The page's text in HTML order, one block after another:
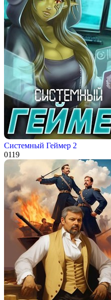
Системный Геймер 2
0119